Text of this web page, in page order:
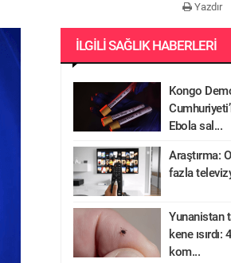
Yazdır
İLGILI SAĞLIK HABERLERI
Kongo
Ebola sal...
Araştırma:
fazla
Yunanistan
kene ısırdı:
kom...